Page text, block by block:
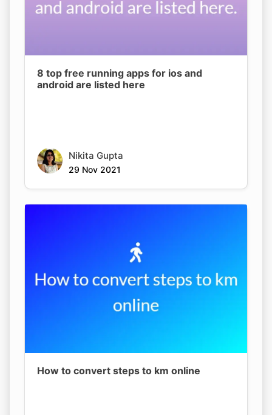
8 top free running apps for ios and
android are listed here
Nikita Gupta
29 Nov 2021
How to convert steps to km online